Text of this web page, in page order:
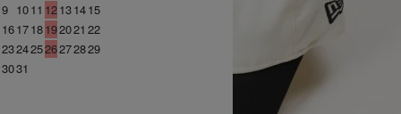
9 1011 12131415
161718192021 22
23242526272829
3031